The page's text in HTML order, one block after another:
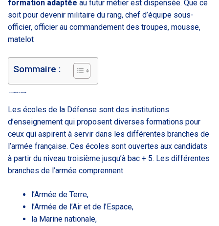
formation adaptée au futur métier est dispensée. Que ce
soit pour devenir militaire du rang, chef d’équipe sous-
officier, officier au commandement des troupes, mousse,
matelot
Sommaire :
Les écoles de la Défense
Les écoles de la Défense sont des institutions
d’enseignement qui proposent diverses formations pour
ceux qui aspirent à servir dans les différentes branches de
l’armée française. Ces écoles sont ouvertes aux candidats
à partir du niveau troisième jusqu’à bac + 5. Les différentes
branches de l’armée comprennent
l’Armée de Terre,
l’Armée de l’Air et de l’Espace,
la Marine nationale,